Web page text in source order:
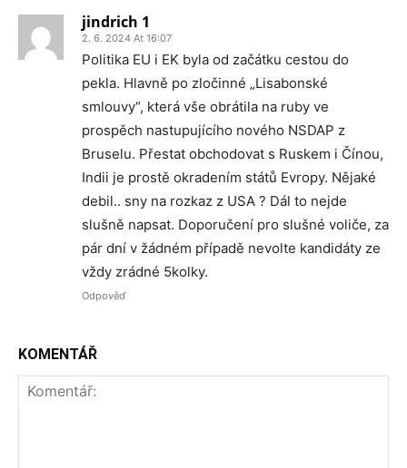
jindrich 1
2. 6. 2024 At 16:07
Politika EU i EK byla od začátku cestou do
pekla. Hlavně po zločinné „Lisabonské
smlouvy“, která vše obrátila na ruby ve
prospěch nastupujícího nového NSDAP z
Bruselu. Přestat obchodovat s Ruskem i Čínou,
Indii je prostě okradením států Evropy. Nějaké
debil.. sny na rozkaz z USA ? Dál to nejde
slušně napsat. Doporučení pro slušné voliče, za
pár dní v žádném případě nevolte kandidáty ze
vždy zrádné 5kolky.
Odpověď
KOMENTÁŘ